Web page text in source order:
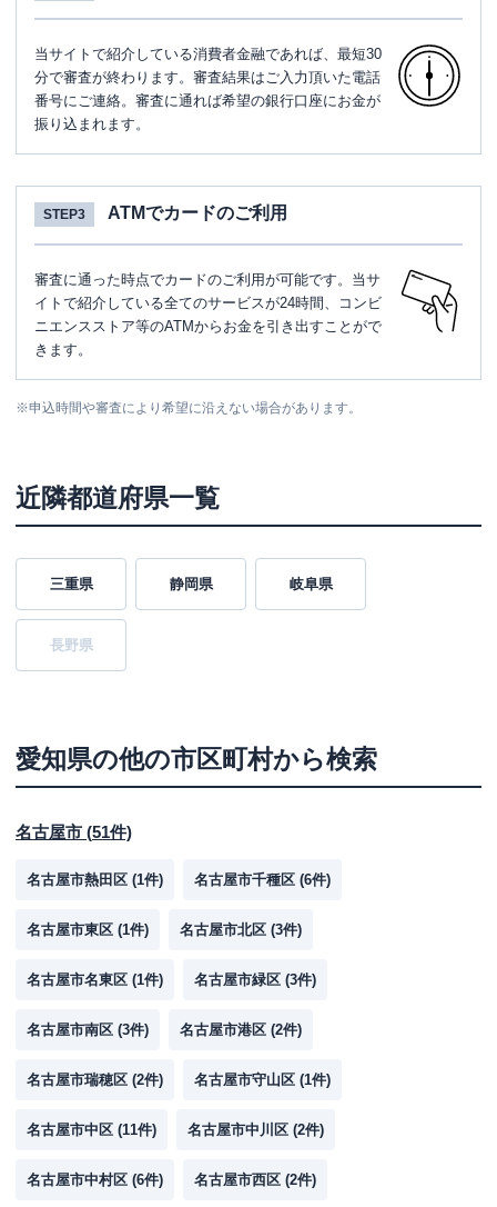
当サイトで紹介している消費者金融であれば、最短30
分で審査が終わります。審査結果はご入力頂いた電話
番号にご連絡。審査に通れば希望の銀行口座にお金が
振り込まれます。
STEP3 ATMでカードのご利用
審査に通った時点でカードのご利用が可能です。当サ
イトで紹介している全てのサービスが24時間、コンビ
ニエンスストア等のATMからお金を引き出すことがで
きます。
※申込時間や審査により希望に沿えない場合があります。
近隣都道府県一覧
三重県 静岡県 岐阜県
長野県
愛知県の他の市区町村から検索
名古屋市 (51件)
名古屋市熱田区 (1件) 名古屋市千種区 (6件)
名古屋市東区 (1件) 名古屋市北区 (3件)
名古屋市名東区 (1件) 名古屋市緑区 (3件)
名古屋市南区 (3件) 名古屋市港区 (2件)
名古屋市瑞穂区 (2件) 名古屋市守山区 (1件)
名古屋市中区 (11件) 名古屋市中川区 (2件)
名古屋市中村区 (6件) 名古屋市西区 (2件)